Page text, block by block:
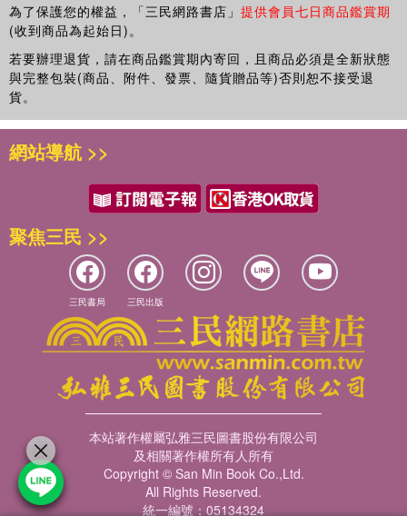
寫黑板與關節炎
我站在監考台上
與病協商
做家事的幸福
歡喜飲食
第四章 如影隨形的關照──陪病者的天空
長工的考驗
老大與老么的絕妙組合
另類陪病者
第五章 闃黑舞台上的一線亮光
高空注射房紀實
第六章 每個人都是主角──病友群像
蝶友翩翩
真實的人生看板
來自受難幽谷的回應
第七章 持續舞動精彩人生
醫院遊樂園
不確定中的篤定
理解壓力
厄運與幸運
彈─啊，到底怎麼一回事？明明未被撞著怎覺一身傷！
以為時間可以療癒，短暫疼痛將如潮水自動退去，夜裡渾身仍被緊
綑住，勉強想要移動卻受強力拉扯，一處喊痛全身響應，下床變得
極為艱困。生活籠罩陰霾，入夜祈請睡眠緩解緊張，白天求痛饒
赦，而大拇指與食指持續僵硬，舉刀無力剝菜也有困難，更別提將
清楚。他或許會怪我不該自己開車到鬧區，是啊！H明明說要載我
事！現在想起來有些後悔，而事情既已發生只能面對。唉！上天也
許正跟我開個玩笑，我考慮要如何告訴H。
關節如被繩纏結，一個個緊勒著！
晚間散步時故作輕鬆對H說道：「我的大拇根好痛！」
「怎會這樣？妳有跌倒嗎？」
「沒啊！」我意圖隱匿險出車禍的事！
「怎麼了？多久了？……」
紅磚道繼續往前，路旁樹蔭迷離相連，心知一開口便得就醫，此後
便是一連串的掛號、診療、檢驗、服藥、等候宣判……，生活將轉
至抗病模式！
吞服消炎及肌肉鬆弛劑做復健，一個痛點拉出一條線，感覺電流穿
透皮層，試圖制伏桀驁不馴的痛源；或者聽從物理治療師指示，拿
著超音波磁頭摩挲患部，輕緩塗抹，催眠誘導或與匿藏皮下的怪獸
協商……，耐性等候，天天期待轉機卻不見成效，只好任由針頭刺
入，相信特效藥的威力，無奈一陣腫脹後，痛仍然存在，手腕、膝
為了保護您的權益，「三民網路書店」 提供會員七日商品鑑賞期
(收到商品為起始日)。
若要辦理退貨，請在商品鑑賞期內寄回，且商品必須是全新狀態
與完整包裝(商品、附件、發票、隨貨贈品等)否則恕不接受退
貨。
網站導航 >>
聚焦三民 >>
三民書局 三民出版
本站著作權屬弘雅三民圖書股份有限公司
及相關著作權所有人所有
Copyright © San Min Book Co.,Ltd.
All Rights Reserved.
統一編號：05134324